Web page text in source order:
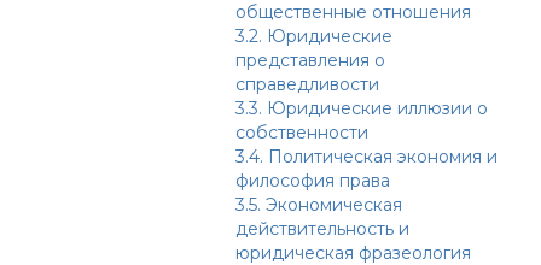
общественные отношения
3.2. Юридические
представления о
справедливости
3.3. Юридические иллюзии о
собственности
3.4. Политическая экономия и
философия права
3.5. Экономическая
действительность и
юридическая фразеология